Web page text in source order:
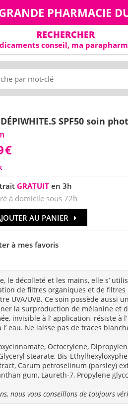
PHARMACIE
RECHERCHER
conseil, ma
SPF50 soin
€
GRATUITen 3h
à domicile sous 72h
AU PANIER
à mes favoris
le décolleté et les mains, elle s’
de filtres organiques et de filtres
UVA/UVB. Ce soin possède aussi
la surproduction de mélanine et
invisible à l’ application, résiste à
eau. Ne laisse pas de traces
Octocrylene,
stearate, Bis-
Carum petroselinum (parsley)
gum, Laureth-7, Propylene
nous vous conseillons de toujours